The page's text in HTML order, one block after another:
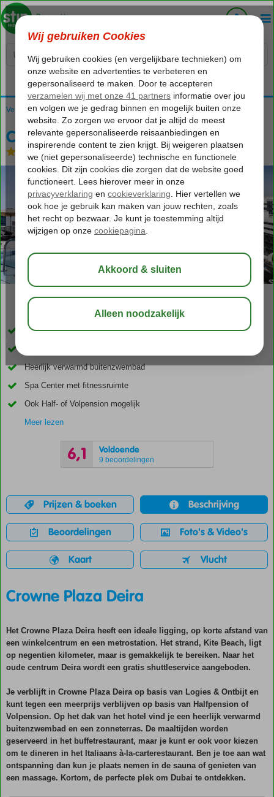
Voelt als thuiskomen...
Verenigde Arabische Emiraten Dubai Dubai Stad Crowne Plaza Deira
Crowne Plaza Deira
Logies en ontbijt- Hotel
Zeer centraal gelegen in Dubai-Stad
Heerlijk verwarmd buitenzwembad
Spa Center met fitnessruimte
Ook Half- of Volpension mogelijk
Meer lezen
6,1 Voldoende
9 beoordelingen
Prijzen & boeken Beschrijving
Beoordelingen Foto's & Video's
Kaart Vlucht
Crowne Plaza Deira
Het Crowne Plaza Deira heeft een ideale ligging, op korte afstand van
een winkelcentrum en een metrostation. Het strand, Kite Beach, ligt
op negentien kilometer, maar is gemakkelijk te bereiken. Naar het
oude centrum Deira wordt een gratis shuttleservice aangeboden.
Je verblijft in Crowne Plaza Deira op basis van Logies & Ontbijt en
kunt tegen een meerprijs verblijven op basis van Halfpension of
Volpension. Op het dak van het hotel vind je een heerlijk verwarmd
buitenzwembad en een zonneterras. De maaltijden worden
geserveerd in het buffetrestaurant, maar je kunt er ook voor kiezen
om te dineren in het Italiaans à-la-carterestaurant. Ben je toe aan wat
ontspanning dan kun je plaats nemen in de sauna of genieten van
een massage. Kortom, de perfecte plek om Dubai te ontdekken.